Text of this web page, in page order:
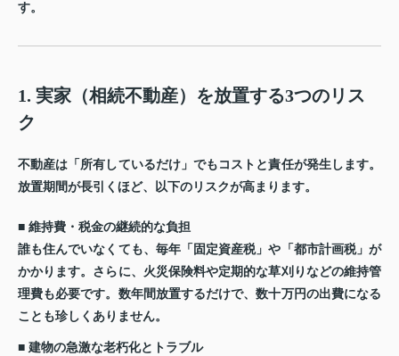
す。
1. 実家（相続不動産）を放置する3つのリス
ク
不動産は「所有しているだけ」でもコストと責任が発生します。
放置期間が長引くほど、以下のリスクが高まります。
■ 維持費・税金の継続的な負担
誰も住んでいなくても、毎年「固定資産税」や「都市計画税」が
かかります。さらに、火災保険料や定期的な草刈りなどの維持管
理費も必要です。数年間放置するだけで、数十万円の出費になる
ことも珍しくありません。
■ 建物の急激な老朽化とトラブル